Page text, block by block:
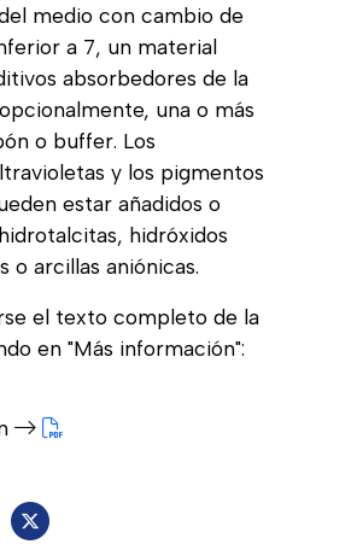
medio con cambio de
a 7, un material
absorbedores de la
una o más
o buffer. Los
y los pigmentos
estar añadidos o
hidróxidos
o arcillas aniónicas.
el texto completo de la
en "Más información":